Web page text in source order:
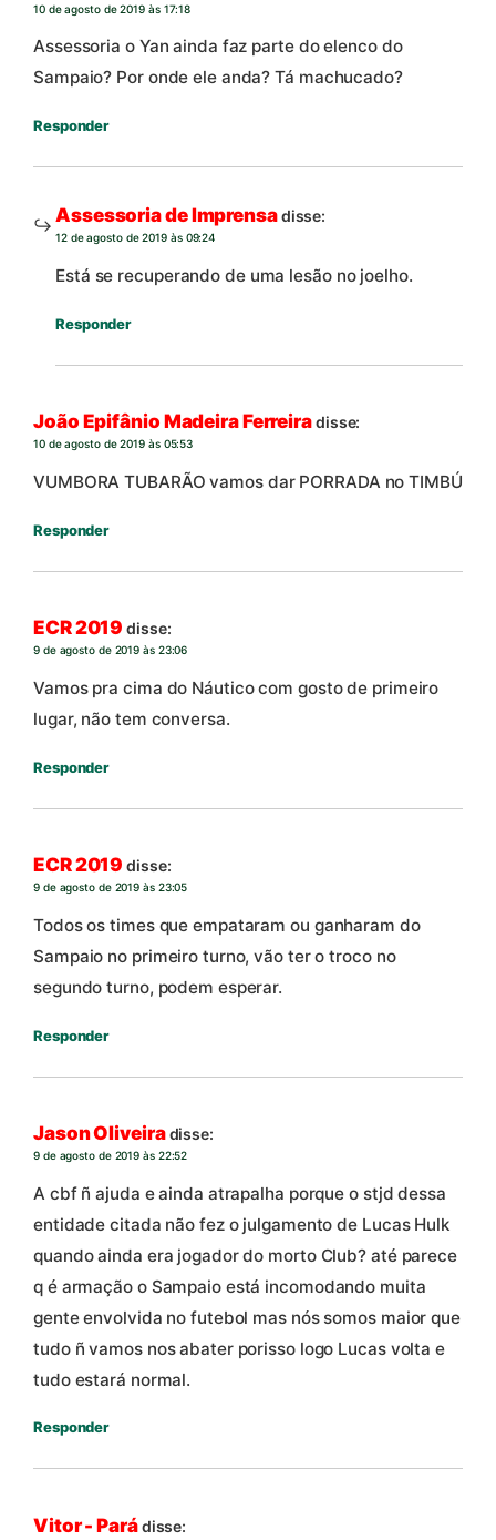
10 de agosto de 2019 às 17:18
Assessoria o Yan ainda faz parte do elenco do
Sampaio? Por onde ele anda? Tá machucado?
Responder
Assessoria de Imprensadisse:
12 de agosto de 2019 às 09:24
Está se recuperando de uma lesão no joelho.
Responder
João Epifânio Madeira Ferreiradisse:
10 de agosto de 2019 às 05:53
VUMBORA TUBARÃO vamos dar PORRADA no TIMBÚ
Responder
ECR 2019 disse:
9 de agosto de 2019 às 23:06
Vamos pra cima do Náutico com gosto de primeiro
lugar, não tem conversa.
Responder
ECR 2019 disse:
9 de agosto de 2019 às 23:05
Todos os times que empataram ou ganharam do
Sampaio no primeiro turno, vão ter o troco no
segundo turno, podem esperar.
Responder
Jason Oliveiradisse:
9 de agosto de 2019 às 22:52
A cbf ñ ajuda e ainda atrapalha porque o stjd dessa
entidade citada não fez o julgamento de Lucas Hulk
quando ainda era jogador do morto Club? até parece
q é armação o Sampaio está incomodando muita
gente envolvida no futebol mas nós somos maior que
tudo ñ vamos nos abater porisso logo Lucas volta e
tudo estará normal.
Responder
Vitor - Parádisse: